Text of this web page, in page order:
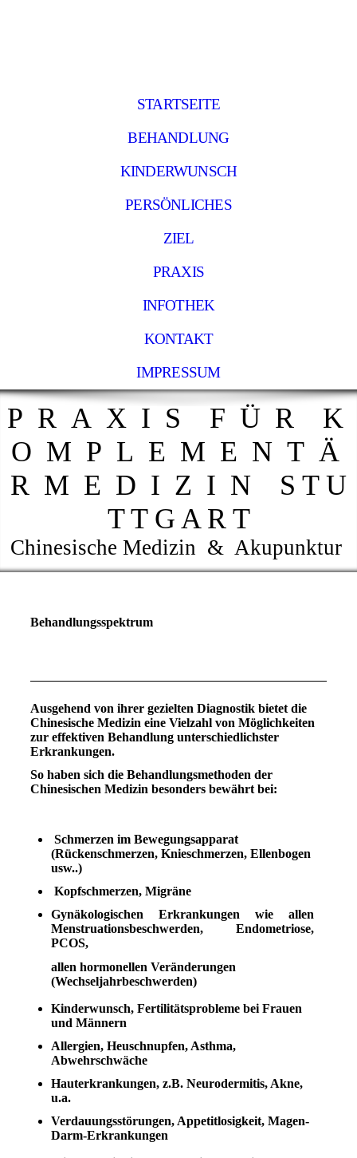
STARTSEITE
BEHANDLUNG
KINDERWUNSCH
PERSÖNLICHES
ZIEL
PRAXIS
INFOTHEK
KONTAKT
IMPRESSUM
P R A X I S F Ü R K
O M P L E M E N T Ä
R M E D I Z I N S T U
T T G A R T
Chinesische Medizin & Akupunktur
Behandlungsspektrum
Ausgehend von ihrer gezielten Diagnostik bietet die
Chinesische Medizin eine Vielzahl von Möglichkeiten
zur effektiven Behandlung unterschiedlichster
Erkrankungen.
So haben sich die Behandlungsmethoden der
Chinesischen Medizin besonders bewährt bei:
Schmerzen im Bewegungsapparat
(Rückenschmerzen, Knieschmerzen, Ellenbogen
usw..)
Kopfschmerzen, Migräne
Gynäkologischen Erkrankungen wie allen
Menstruationsbeschwerden, Endometriose,
PCOS,
allen hormonellen Veränderungen
(Wechseljahrbeschwerden)
Kinderwunsch, Fertilitätsprobleme bei Frauen
und Männern
Allergien, Heuschnupfen, Asthma,
Abwehrschwäche
Hauterkrankungen, z.B. Neurodermitis, Akne,
u.a.
Verdauungsstörungen, Appetitlosigkeit, Magen-
Darm-Erkrankungen